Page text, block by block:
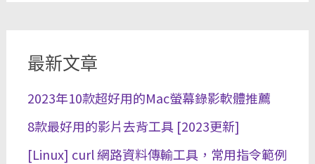
最新文章
2023年10款超好用的Mac螢幕錄影軟體推薦
8款最好用的影片去背工具 [2023更新]
[Linux] curl 網路資料傳輸工具，常用指令範例